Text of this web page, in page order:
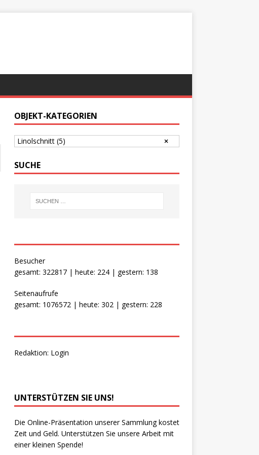
OBJEKT-KATEGORIEN
Linolschnitt (5)
SUCHE
Besucher
gesamt: 322817 | heute: 224 | gestern: 138
Seitenaufrufe
gesamt: 1076572 | heute: 302 | gestern: 228
Redaktion: Login
UNTERSTÜTZEN SIE UNS!
Die Online-Präsentation unserer Sammlung kostet
Zeit und Geld. Unterstützen Sie unsere Arbeit mit
einer kleinen Spende!